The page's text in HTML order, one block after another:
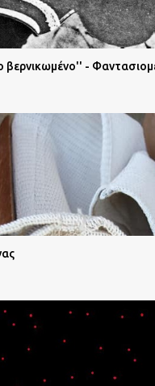
βερνικωμένο'' -